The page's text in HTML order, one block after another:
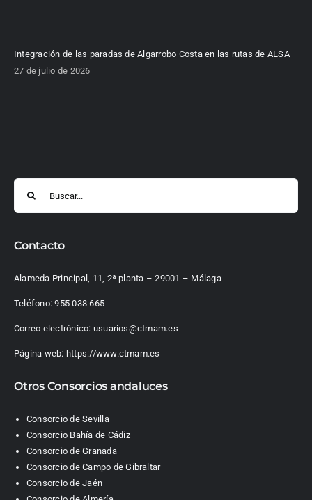
Integración de las paradas de Algarrobo Costa en las rutas de ALSA
27 de julio de 2026
Contacto
Alameda Principal, 11, 2ª planta – 29001 – Málaga
Teléfono:955 038 665
Correo electrónico: usuarios@ctmam.es
Página web: https://www.ctmam.es
Otros Consorcios andaluces
Consorcio de Sevilla
Consorcio Bahía de Cádiz
Consorcio de Granada
Consorcio de Campo de Gibraltar
Consorcio de Jaén